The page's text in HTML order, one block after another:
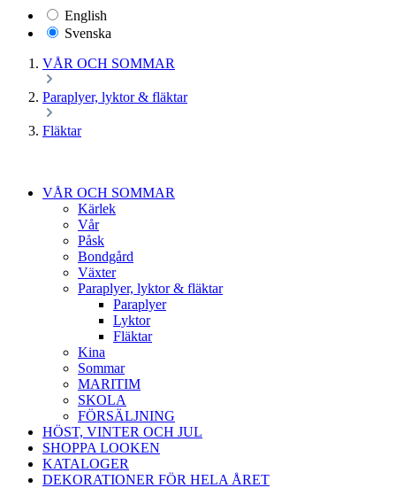
English
Svenska
VÅR OCH SOMMAR
Paraplyer, lyktor & fläktar
Fläktar
VÅR OCH SOMMAR
Kärlek
Vår
Påsk
Bondgård
Växter
Paraplyer, lyktor & fläktar
Paraplyer
Lyktor
Fläktar
Kina
Sommar
MARITIM
SKOLA
FÖRSÄLJNING
HÖST, VINTER OCH JUL
SHOPPA LOOKEN
KATALOGER
DEKORATIONER FÖR HELA ÅRET